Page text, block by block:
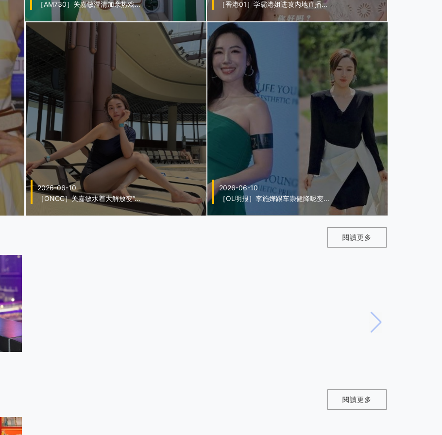
［AM730］关嘉敏澄清加亲热戏... ［香港01］学霸港姐进攻内地直播...
2026-06-10
［ONCC］关嘉敏水着大解放变“...
2026-06-10
［OL明报］李施嬅跟车崇健降呢变...
閱讀更多
閱讀更多